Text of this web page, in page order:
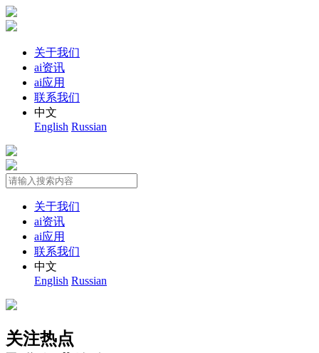
关于我们
ai资讯
ai应用
联系我们
中文
English Russian
关于我们
ai资讯
ai应用
联系我们
中文
English Russian
关注热点